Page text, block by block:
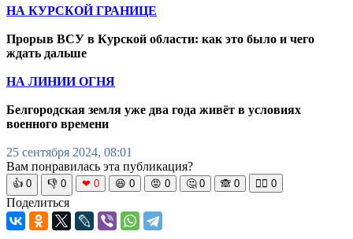
НА КУРСКОЙ ГРАНИЦЕ
Прорыв ВСУ в Курской области: как это было и чего
ждать дальше
НА ЛИНИИ ОГНЯ
Белгородская земля уже два года живёт в условиях
военного времени
25 сентября 2024, 08:01
Вам понравилась эта публикация?
👍 0 👎 0 ❤ 0 😆 0 😡 0 🤔 0 🙈 0 🧘‍♀️ 0
Поделиться